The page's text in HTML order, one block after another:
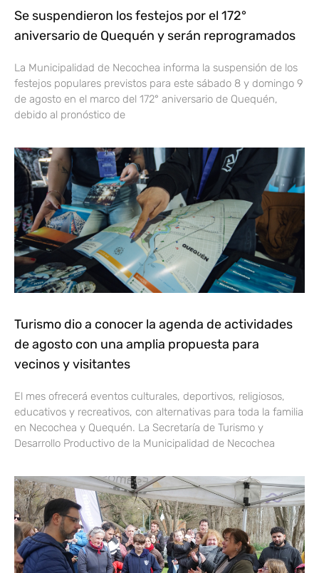
Se suspendieron los festejos por el 172°
aniversario de Quequén y serán reprogramados
La Municipalidad de Necochea informa la suspensión de los
festejos populares previstos para este sábado 8 y domingo 9
de agosto en el marco del 172° aniversario de Quequén,
debido al pronóstico de
Turismo dio a conocer la agenda de actividades
de agosto con una amplia propuesta para
vecinos y visitantes
El mes ofrecerá eventos culturales, deportivos, religiosos,
educativos y recreativos, con alternativas para toda la familia
en Necochea y Quequén. La Secretaría de Turismo y
Desarrollo Productivo de la Municipalidad de Necochea